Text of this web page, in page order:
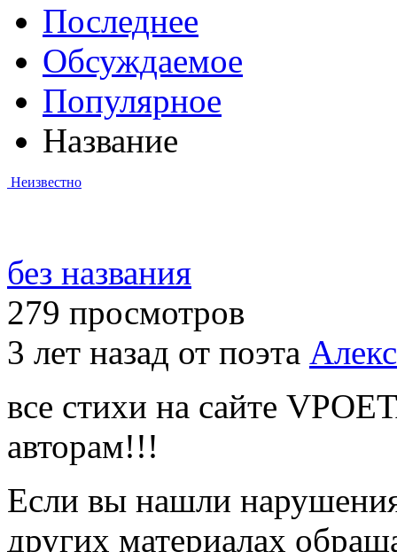
Последнее
Обсуждаемое
Популярное
Название
Неизвестно
без названия
279 просмотров
3 лет назад от поэта
все стихи на сайте
авторам!!!
Если вы нашли
других материалах